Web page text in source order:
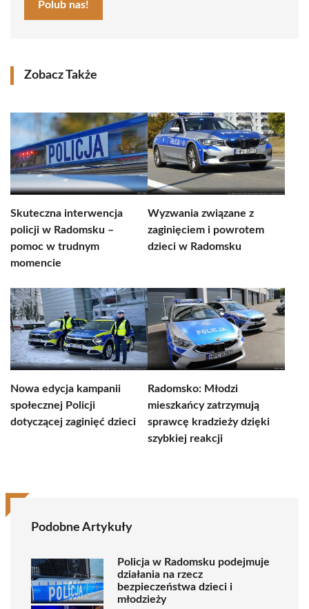
Polub nas!
Zobacz Także
Skuteczna interwencja
policji w Radomsku –
pomoc w trudnym
momencie
Wyzwania związane z
zaginięciem i powrotem
dzieci w Radomsku
Nowa edycja kampanii
społecznej Policji
dotyczącej zaginięć dzieci
Radomsko: Młodzi
mieszkańcy zatrzymują
sprawcę kradzieży dzięki
szybkiej reakcji
Podobne Artykuły
Policja w Radomsku podejmuje
działania na rzecz
bezpieczeństwa dzieci i
młodzieży